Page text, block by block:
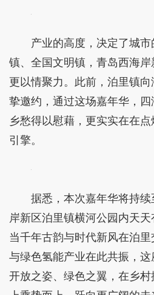
产业的高度，决定了城
镇、全国文明镇，青岛西海岸
更以情聚力。此前，泊里镇
挚邀约，通过这场嘉年华，
乡愁得以慰藉，更实实在在
引擎。
据悉，本次嘉年华将持
岸新区泊里镇横河公园内天天
当千年古韵与时代新风在泊
与绿色氢能产业在此共振，
开放之姿、绿色之翼，在乡